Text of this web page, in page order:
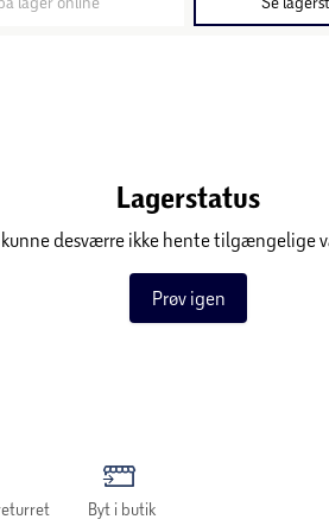
Lagerstatus
kunne desværre ikke hente tilgængelige
Prøv igen
Byt i butik